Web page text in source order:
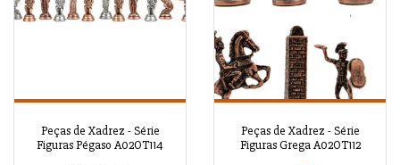
Peças de Xadrez - Série
Figuras Pégaso A02OT114
Peças de Xadrez - Série
Figuras Grega A02OT112